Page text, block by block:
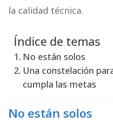
la calidad técnica.
Índice de temas
No están solos
Una constelación
cumpla las metas
No están solos